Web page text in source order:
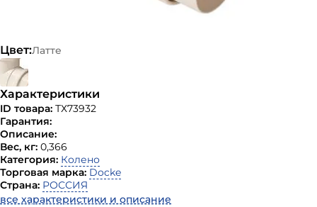
Цвет:Латте
Характеристики
ID товара: ТХ73932
Гарантия:
Описание:
Вес, кг: 0,366
Категория: Колено
Торговая марка: Docke
Страна: РОССИЯ
все характеристики и описание